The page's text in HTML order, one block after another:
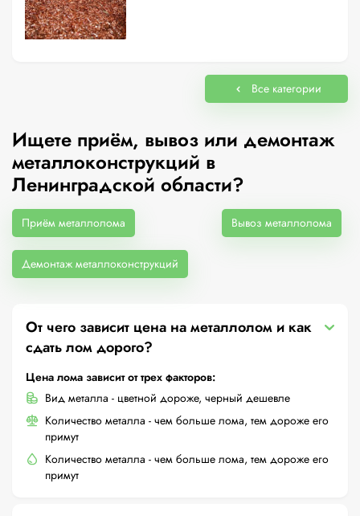
Все категории
Ищете приём, вывоз или демонтаж
металлоконструкций в
Ленинградской области?
Приём металлолома Вывоз металлолома
Демонтаж металлоконструкций
От чего зависит цена на металлолом и как
сдать лом дорого?
Цена лома зависит от трех факторов:
Вид металла - цветной дороже, черный дешевле
Количество металла - чем больше лома, тем дороже его
примут
Количество металла - чем больше лома, тем дороже его
примут